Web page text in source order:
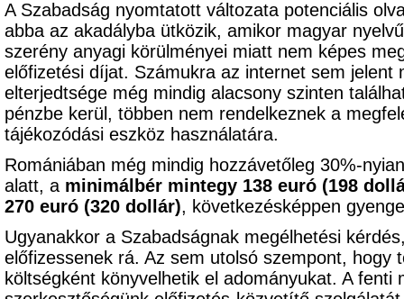
A Szabadság nyomtatott változata potenciális
abba az akadályba ütközik, amikor magyar
szerény anyagi körülményei miatt nem képes
előfizetési díjat. Számukra az internet sem jelent
elterjedtsége még mindig alacsony szinten
pénzbe kerül, többen nem rendelkeznek a
tájékozódási eszköz használatára.
Romániában még mindig hozzávetőleg 30%-
alatt, a minimálbér mintegy 138 euró (198
270 euró (320 dollár), következésképpen
Ugyanakkor a Szabadságnak megélhetési
előfizessenek rá. Az sem utolsó szempont, hogy
költségként könyvelhetik el adományukat. A fenti